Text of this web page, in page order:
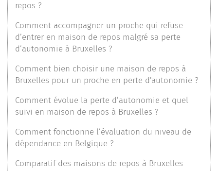
repos ?
Comment accompagner un proche qui refuse
d’entrer en maison de repos malgré sa perte
d’autonomie à Bruxelles ?
Comment bien choisir une maison de repos à
Bruxelles pour un proche en perte d'autonomie ?
Comment évolue la perte d’autonomie et quel
suivi en maison de repos à Bruxelles ?
Comment fonctionne l’évaluation du niveau de
dépendance en Belgique ?
Comparatif des maisons de repos à Bruxelles